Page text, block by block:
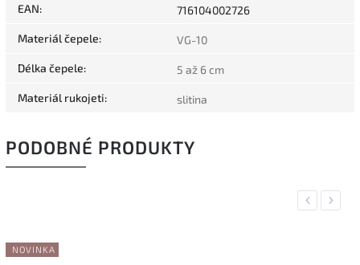
EAN: 716104002726
Materiál čepele: VG-10
Délka čepele: 5 až 6 cm
Materiál rukojeti: slitina
PODOBNÉ PRODUKTY
Previous
NOVINKA
Next